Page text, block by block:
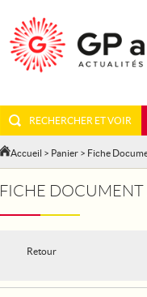
RECHERCHER ET VOIR
Accueil > Panier > Fiche
FICHE DOCUMENT
Retour